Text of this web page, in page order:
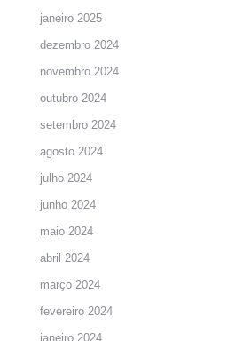
janeiro 2025
dezembro 2024
novembro 2024
outubro 2024
setembro 2024
agosto 2024
julho 2024
junho 2024
maio 2024
abril 2024
março 2024
fevereiro 2024
janeiro 2024